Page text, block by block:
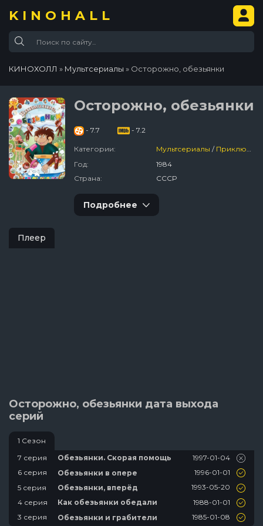
KINOHALL
КИНОХОЛЛ » Мультсериалы » Осторожно, обезьянки
Осторожно, обезьянки
- 7.7 - 7.2
Категории: Мультсериалы / Приключения
Год:
1984
Страна:
СССР
Подробнее
Плеер
Осторожно, обезьянки дата выхода
серий
1 Сезон
7 серия
Обезьянки. Скорая помощь
1997-01-04
6 серия
Обезьянки в опере
1996-01-01
5 серия
Обезьянки, вперёд
1993-05-20
4 серия
Как обезьянки обедали
1988-01-01
3 серия
Обезьянки и грабители
1985-01-08